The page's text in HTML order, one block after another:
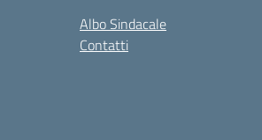
Albo Sindacale
Contatti